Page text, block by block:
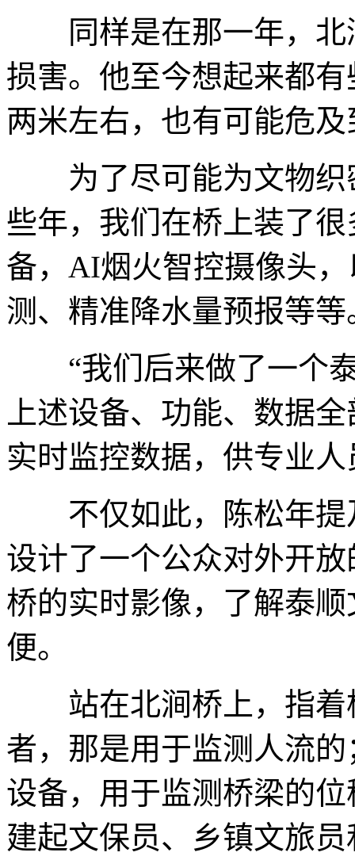
同样是在那一年，北
损害。他至今想起来都
两米左右，也有可能危
为了尽可能为文物织
些年，我们在桥上装了
备，AI烟火智控摄像头
测、精准降水量预报等等
“我们后来做了一个泰
上述设备、功能、数据
实时监控数据，供专业
不仅如此，陈松年提
设计了一个公众对外开
桥的实时影像，了解泰
便。
站在北涧桥上，指着
者，那是用于监测人流
设备，用于监测桥梁的
建起文保员、乡镇文旅